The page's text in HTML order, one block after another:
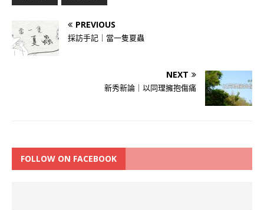
PREVIOUS
採訪手記｜當一隻夏蟲
NEXT
新秀新論｜以同理擁抱傷痛
FOLLOW ON FACEBOOK